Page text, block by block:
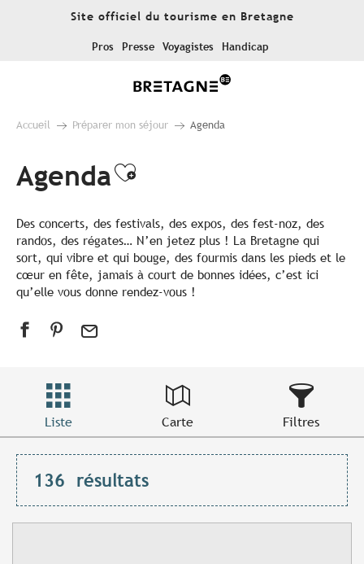
Site officiel du tourisme en Bretagne
Pros Presse Voyagistes Handicap
Accueil Préparer mon séjour Agenda
AgendaAjouter aux favoris
Des concerts, des festivals, des expos, des fest-noz, des
randos, des régates… N’en jetez plus ! La Bretagne qui
sort, qui vibre et qui bouge, des fourmis dans les pieds et le
cœur en fête, jamais à court de bonnes idées, c’est ici
qu’elle vous donne rendez-vous !
Liste Carte Filtres
136 résultats